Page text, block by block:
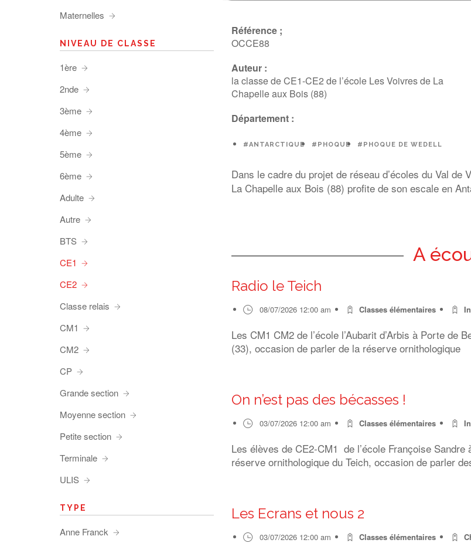
Référence ;
OCCE88
Auteur :
la classe de CE1-CE2 de l’école Les Voivres de La
Chapelle aux Bois (88)
Département :
#ANTARCTIQUE #PHOQUE #PHOQUE DE WEDELL
Dans le cadre du projet de réseau d’écoles du Val de
La Chapelle aux Bois (88) profite de son escale en
A
Radio le Teich
08/07/2026 12:00 am Classes élémentaires
Les CM1 CM2 de l’école l’Aubarit d’Arbis à Porte de
(33), occasion de parler de la réserve ornithologique
On n’est pas des bécasses !
03/07/2026 12:00 am Classes élémentaires
Les élèves de CE2-CM1 de l’école Françoise
réserve ornithologique du Teich, occasion de parler
Les Ecrans et nous 2
03/07/2026 12:00 am Classes élémentaires
Maternelles
NIVEAU DE CLASSE
1ère
2nde
3ème
4ème
5ème
6ème
Adulte
Autre
BTS
CE1
CE2
Classe relais
CM1
CM2
CP
Grande section
Moyenne section
Petite section
Terminale
ULIS
TYPE
Anne Franck